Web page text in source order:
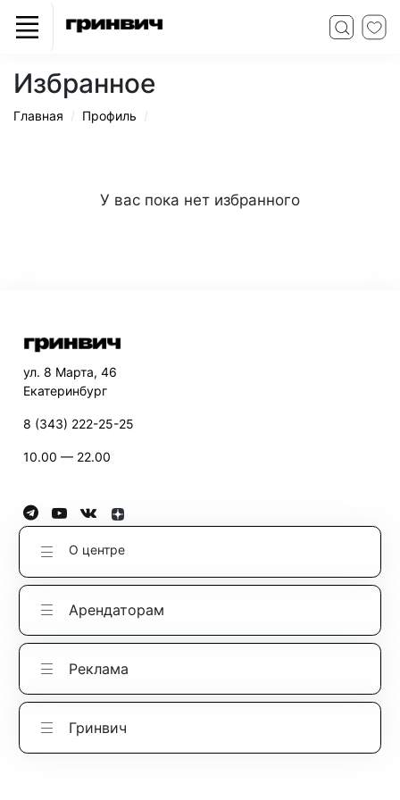
Избранное
Главная Профиль
У вас пока нет избранного
ул. 8 Марта, 46
Екатеринбург
8 (343) 222-25-25
10.00 — 22.00
О центре
Арендаторам
Реклама
Гринвич